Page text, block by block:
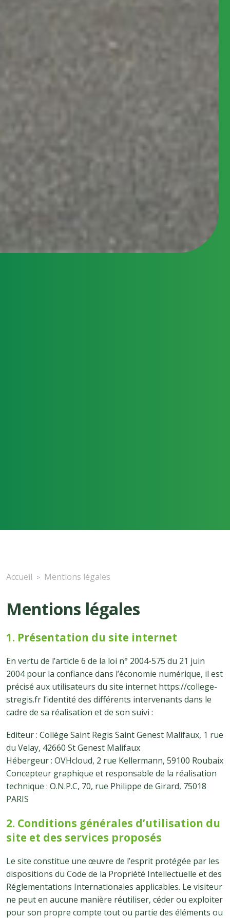
Accueil > Mentions légales
Mentions légales
1. Présentation du site internet
En vertu de l’article 6 de la loi n° 2004-575 du 21 juin
2004 pour la confiance dans l’économie numérique, il est
précisé aux utilisateurs du site internet https://college-
stregis.fr l’identité des différents intervenants dans le
cadre de sa réalisation et de son suivi :
Editeur : Collège Saint Regis Saint Genest Malifaux, 1 rue
du Velay, 42660 St Genest Malifaux
Hébergeur : OVHcloud, 2 rue Kellermann, 59100 Roubaix
Concepteur graphique et responsable de la réalisation
technique : O.N.P.C, 70, rue Philippe de Girard, 75018
PARIS
2. Conditions générales d’utilisation du
site et des services proposés
Le site constitue une œuvre de l’esprit protégée par les
dispositions du Code de la Propriété Intellectuelle et des
Réglementations Internationales applicables. Le visiteur
ne peut en aucune manière réutiliser, céder ou exploiter
pour son propre compte tout ou partie des éléments ou